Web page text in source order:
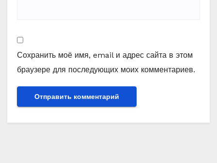
Сохранить моё имя, email и адрес сайта в этом
браузере для последующих моих комментариев.